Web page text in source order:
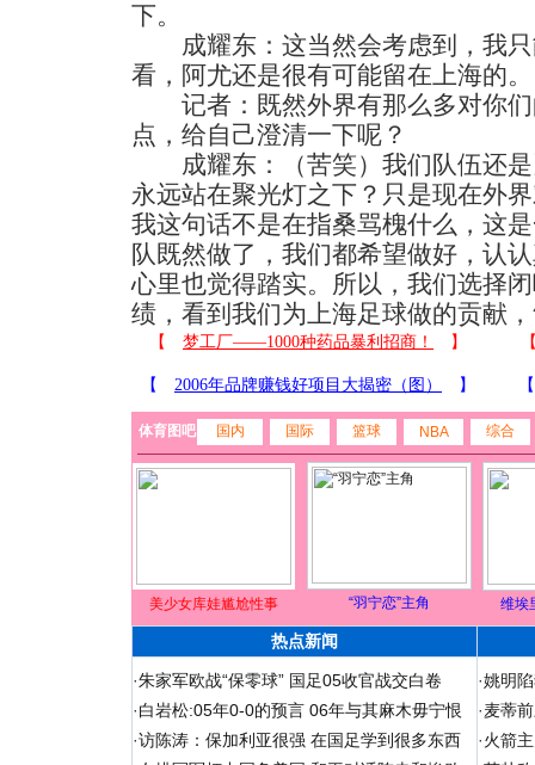
下。
成耀东：这当然会考虑到，我只
看，阿尤还是很有可能留在上海的。
记者：既然外界有那么多对你们
点，给自己澄清一下呢？
成耀东：（苦笑）我们队伍还是
永远站在聚光灯之下？只是现在外
我这句话不是在指桑骂槐什么，这
队既然做了，我们都希望做好，认
心里也觉得踏实。所以，我们选择
绩，看到我们为上海足球做的贡献
体育图吧 国内 国际 篮球 NBA 综合
美少女库娃尴尬性事 “羽宁恋”主角 维埃
热点新闻
·朱家军欧战“保零球” 国足05收官战交白卷
·白岩松:05年0-0的预言 06年与其麻木毋宁恨
·访陈涛：保加利亚很强 在国足学到很多东西
·姚明
·麦蒂
·火箭